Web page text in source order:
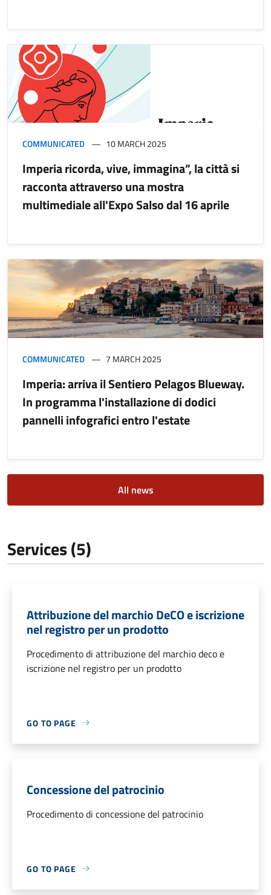
COMMUNICATED 10 MARCH 2025
Imperia ricorda, vive, immagina”, la città si
racconta attraverso una mostra
multimediale all'Expo Salso dal 16 aprile
COMMUNICATED 7 MARCH 2025
Imperia: arriva il Sentiero Pelagos Blueway.
In programma l'installazione di dodici
pannelli infografici entro l'estate
All news
Services (5)
Attribuzione del marchio DeCO e iscrizione
nel registro per un prodotto
Procedimento di attribuzione del marchio deco e
iscrizione nel registro per un prodotto
GO TO PAGE
Concessione del patrocinio
Procedimento di concessione del patrocinio
GO TO PAGE